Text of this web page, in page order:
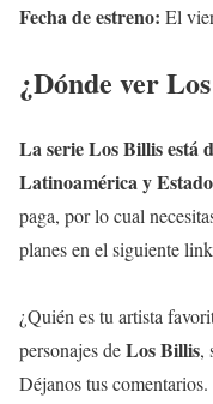
Fecha de estreno: El
¿Dónde ver
La serie Los Billis está
Latinoamérica y
paga, por lo cual
planes en el siguiente
¿Quién es tu artista
personajes deLos Billis,
Déjanos tus comentarios.